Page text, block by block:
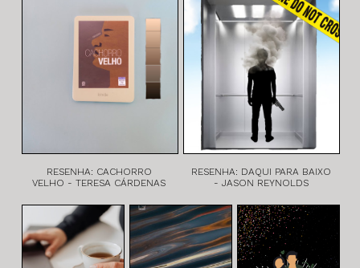
RESENHA: CACHORRO
VELHO - TERESA CÁRDENAS
RESENHA: DAQUI PARA BAIXO
- JASON REYNOLDS